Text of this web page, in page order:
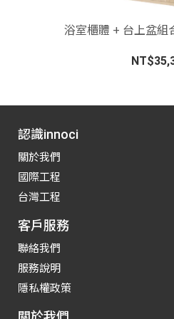
浴室櫃體 + 台上盆組
認識innoci
關於我們
國際工程
台灣工程
客戶服務
聯絡我們
服務說明
隱私權政策